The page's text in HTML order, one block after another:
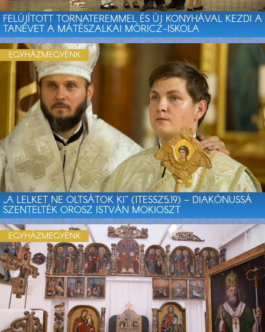
FELÚJÍTOTT TORNATEREMMEL ÉS ÚJ KONYHÁVAL KEZDI A
TANÉVET A MÁTÉSZALKAI MÓRICZ-ISKOLA
„A LELKET NE OLTSÁTOK KI” (1TESSZ5,19) – DIAKÓNUSSÁ
SZENTELTÉK OROSZ ISTVÁN MOKIOSZT
EGYHÁZMEGYÉNK
EGYHÁZMEGYÉNK